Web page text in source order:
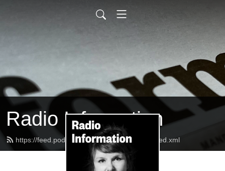
Radio Information
https://feed.podbean.com/radioinformation/feed.xml